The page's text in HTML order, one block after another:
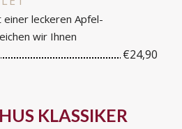
einer leckeren Apfel-
wir Ihnen
€24,90
KLASSIKER